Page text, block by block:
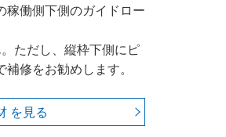
稼働側下側のガイドロー
ただし、縦枠下側にピ
修をお勧めします。
を見る